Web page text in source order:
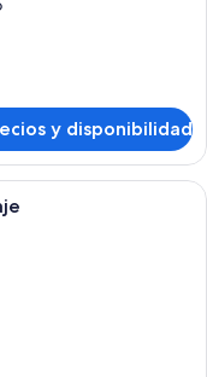
y disponibilidad
con un banco de